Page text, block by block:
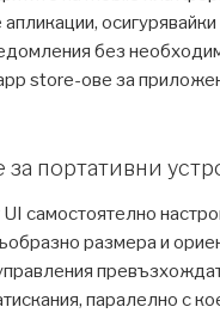
без
store-ове за
портативни
самостоятелно
размера и
паралелно с